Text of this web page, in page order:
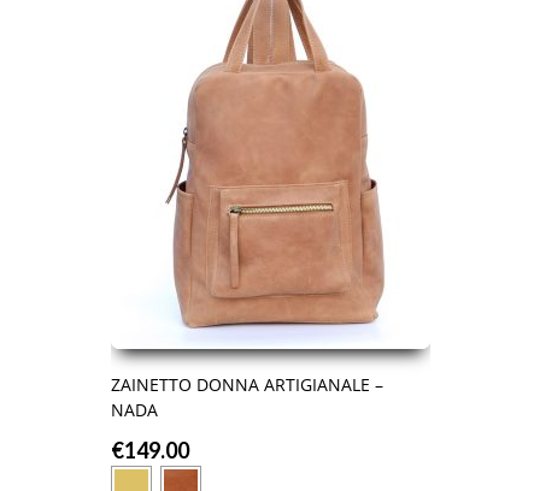
ZAINETTO DONNA ARTIGIANALE –
NADA
€149.00